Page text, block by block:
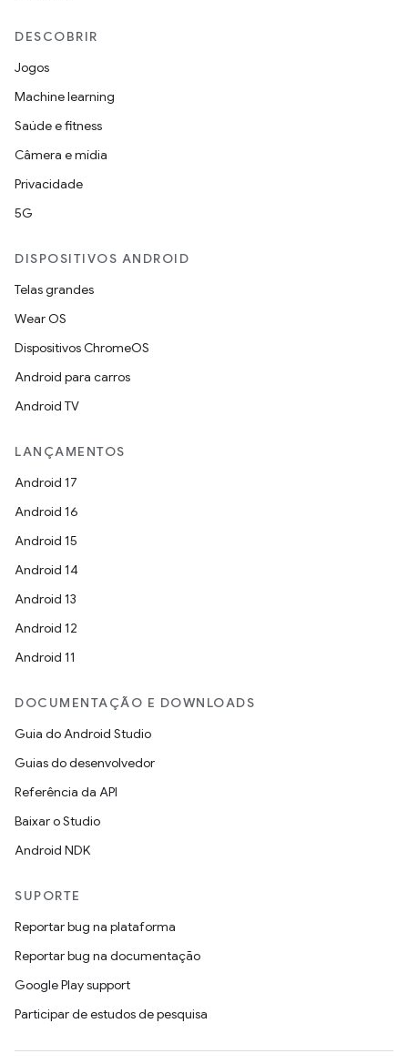
DESCOBRIR
Jogos
Machine learning
Saúde e fitness
Câmera e mídia
Privacidade
5G
DISPOSITIVOS ANDROID
Telas grandes
Wear OS
Dispositivos ChromeOS
Android para carros
Android TV
LANÇAMENTOS
Android 17
Android 16
Android 15
Android 14
Android 13
Android 12
Android 11
DOCUMENTAÇÃO E DOWNLOADS
Guia do Android Studio
Guias do desenvolvedor
Referência da API
Baixar o Studio
Android NDK
SUPORTE
Reportar bug na plataforma
Reportar bug na documentação
Google Play support
Participar de estudos de pesquisa